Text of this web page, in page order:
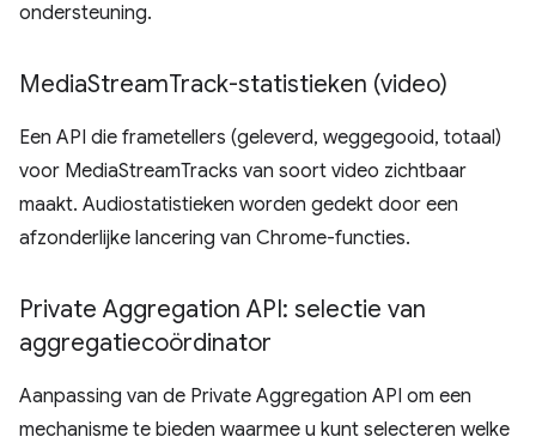
ondersteuning.
MediaStreamTrack-statistieken (video)
Een API die frametellers (geleverd, weggegooid, totaal)
voor MediaStreamTracks van soort video zichtbaar
maakt. Audiostatistieken worden gedekt door een
afzonderlijke lancering van Chrome-functies.
Private Aggregation API: selectie van
aggregatiecoördinator
Aanpassing van de Private Aggregation API om een ​​
mechanisme te bieden waarmee u kunt selecteren welke